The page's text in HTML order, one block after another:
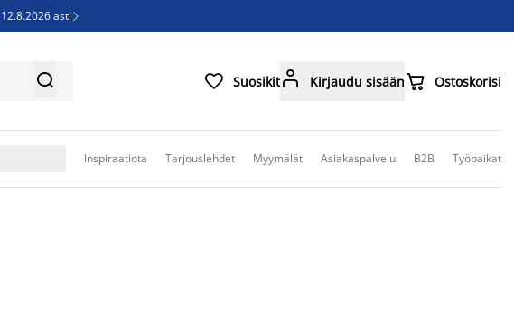
asti 
  Suosikit Kirjaudu sisään Ostoskorisi
Inspiraatiota Tarjouslehdet Myymälät Asiakaspalvelu B2B Työpaikat